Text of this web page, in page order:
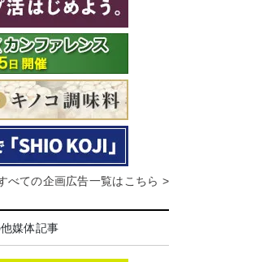
べての企画広告一覧はこちら >
媒体記事